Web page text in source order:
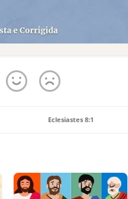
Eclesiastes 8:1